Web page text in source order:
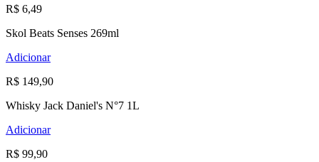
R$ 6,49
Skol Beats Senses 269ml
Adicionar
R$ 149,90
Whisky Jack Daniel's N°7 1L
Adicionar
R$ 99,90